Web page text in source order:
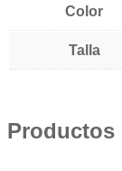
Color
Talla
Productos